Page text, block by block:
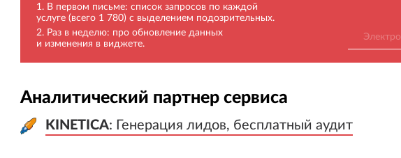
В первом письме: список запросов по каждой
услуге (всего 1 780) с выделением подозрительных.
Раз в неделю: про обновление данных
и изменения в виджете.
Аналитический партнер сервиса
KINETICA: Генерация лидов, бесплатный аудит
KINETICA: Генерация лидов, бесплатный аудит